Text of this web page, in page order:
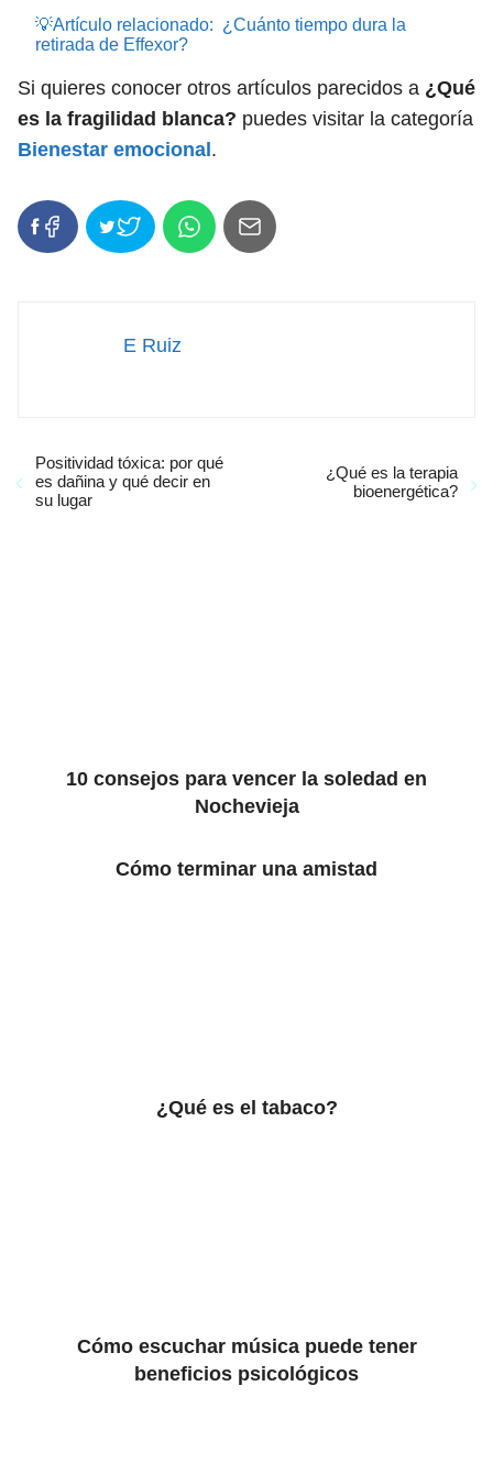
💡Artículo relacionado: ¿Cuánto tiempo dura la
retirada de Effexor?
Si quieres conocer otros artículos parecidos a ¿Qué
es la fragilidad blanca? puedes visitar la categoría
Bienestar emocional .
E Ruiz
Positividad tóxica: por qué
es dañina y qué decir en
su lugar
¿Qué es la terapia
bioenergética?
10 consejos para vencer la soledad en
Nochevieja
Cómo terminar una amistad
¿Qué es el tabaco?
Cómo escuchar música puede tener
beneficios psicológicos